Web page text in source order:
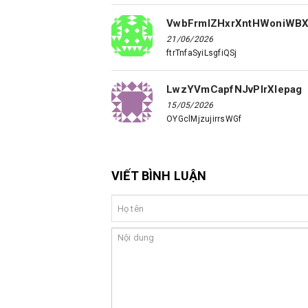
21/06/2026
ftrTnfaSyiLsgfiQSj
LwzYVmCapfNJvPlrXlepag
15/05/2026
OYGclMjzujirrsWGf
VIẾT BÌNH LUẬN